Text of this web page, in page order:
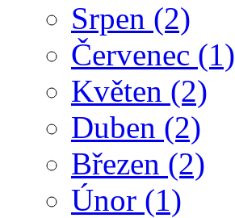
Srpen (2)
Červenec (1)
Květen (2)
Duben (2)
Březen (2)
Únor (1)